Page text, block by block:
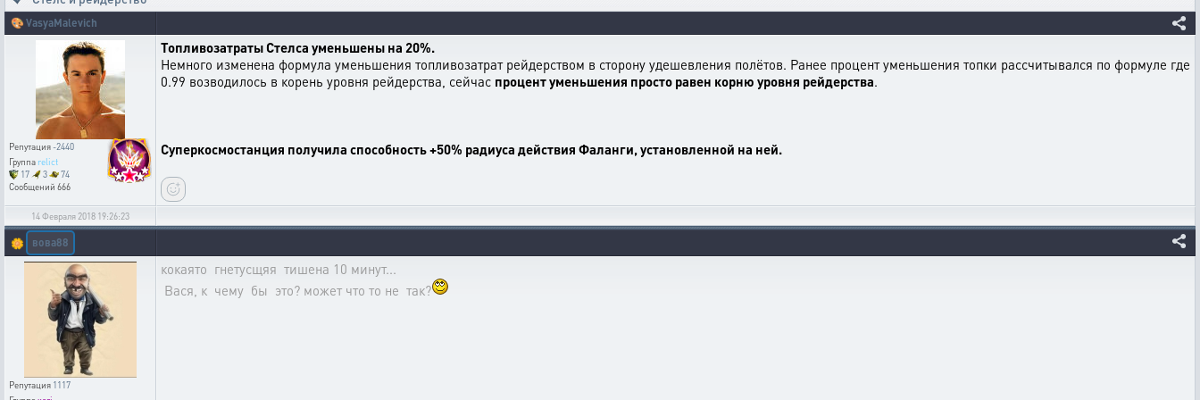
🎨 VasyaMalevich
Репутация-2440
Группа relict
17
3
74
Сообщений 666
Топливозатраты Стелса уменьшены на 20%.
Немного изменена формула уменьшения топливозатрат рейдерством в сторону удешевления полётов. Ранее процент уменьшения топки рассчитывался по формуле где
0.99 возводилось в корень уровня рейдерства, сейчас процент уменьшения просто равен корню уровня рейдерства.
Суперкосмостанция получила способность +50% радиуса действия Фаланги, установленной на ней.
14 Февраля 2018 19:26:23
🌼 вова88
Репутация 1117
кокаято гнетусщяя тишена 10 минут...
Вася, к чему бы это? может что то не так?